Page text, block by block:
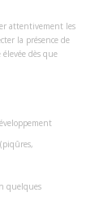
attentivement les
la présence de
dès que
quelques